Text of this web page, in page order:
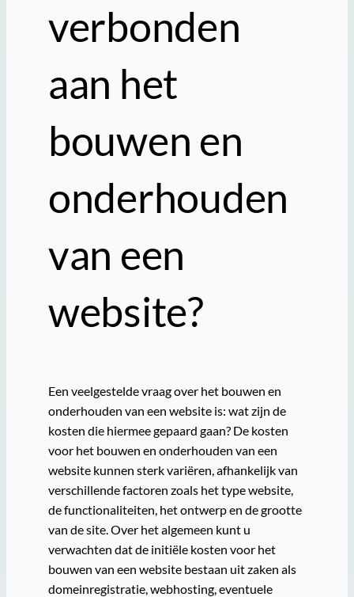
verbonden
aan het
bouwen en
onderhouden
van een
website?
Een veelgestelde vraag over het bouwen en
onderhouden van een website is: wat zijn de
kosten die hiermee gepaard gaan? De kosten
voor het bouwen en onderhouden van een
website kunnen sterk variëren, afhankelijk van
verschillende factoren zoals het type website,
de functionaliteiten, het ontwerp en de grootte
van de site. Over het algemeen kunt u
verwachten dat de initiële kosten voor het
bouwen van een website bestaan uit zaken als
domeinregistratie, webhosting, eventuele